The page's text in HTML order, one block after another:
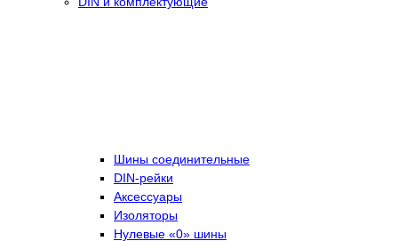
Шины соединительные
DIN-рейки
Аксессуары
Изоляторы
Нулевые «0» шины